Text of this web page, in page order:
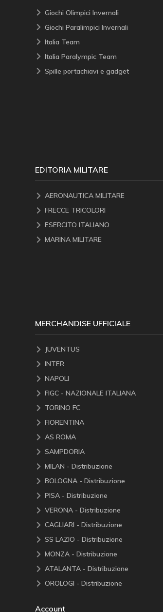
Giochi Olimpici Invernali
Giochi Paralimpici Invernali
Italia Team
Italia Paralympic Team
Spille portachiavi e gadget
EDITORIA MILITARE
AERONAUTICA MILITARE
FRECCE TRICOLORI
ESERCITO ITALIANO
MARINA MILITARE
MERCHANDISE UFFICIALE
JUVENTUS
INTER
NAPOLI
FIGC - NAZIONALE ITALIANA
TORINO FC
FIORENTINA
AS ROMA
SAMPDORIA
MILAN - Distribuzione
BOLOGNA - Distribuzione
PISA - Distribuzione
VERONA - Distribuzione
CAGLIARI - Distribuzione
SS LAZIO - Distribuzione
MONZA - Distribuzione
ATALANTA - Distribuzione
OROLOGI - Distribuzione
Account